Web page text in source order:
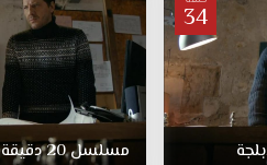
34
مسلسل20دقيقة